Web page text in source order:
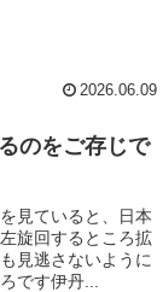
2026.06.09
のをご存じで
見ていると、日本
旋回するところ拡
見逃さないように
です伊丹...